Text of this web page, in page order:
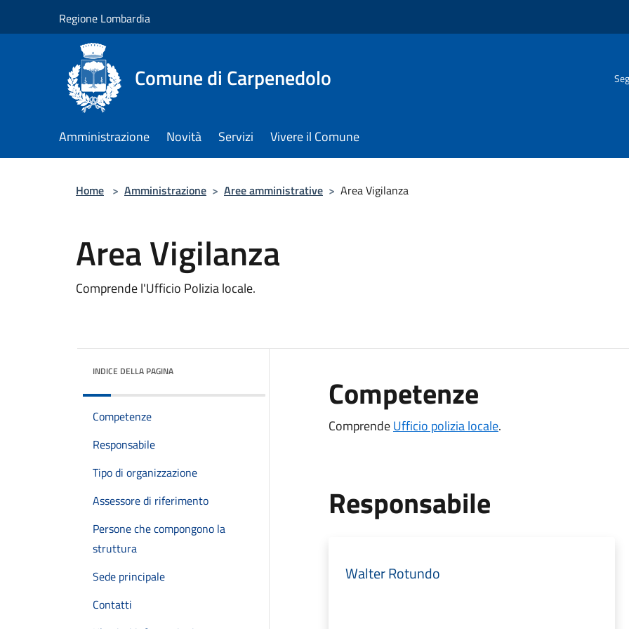
Regione Lombardia
Comune di Carpenedolo
Amministrazione Novità Servizi Vivere il Comune
Home > Amministrazione > Aree amministrative > Area Vigilanza
Area Vigilanza
Comprende l'Ufficio Polizia locale.
INDICE DELLA PAGINA
Competenze
Responsabile
Tipo di organizzazione
Assessore di riferimento
Persone che compongono la
struttura
Sede principale
Contatti
Competenze
ComprendeUfficio polizia locale.
Responsabile
Walter Rotundo